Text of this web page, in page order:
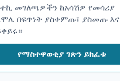
መገለጫዎችን ከአሳሽዎ የመሳሪያ
በፍጥነት ያስቀምጡ፣ ያስመጡ እና
የማስተዋወቂያ ገጽን ይክፈቱ